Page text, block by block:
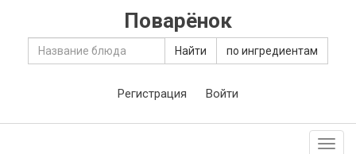
Поварёнок
Найти по ингредиентам
Регистрация Войти